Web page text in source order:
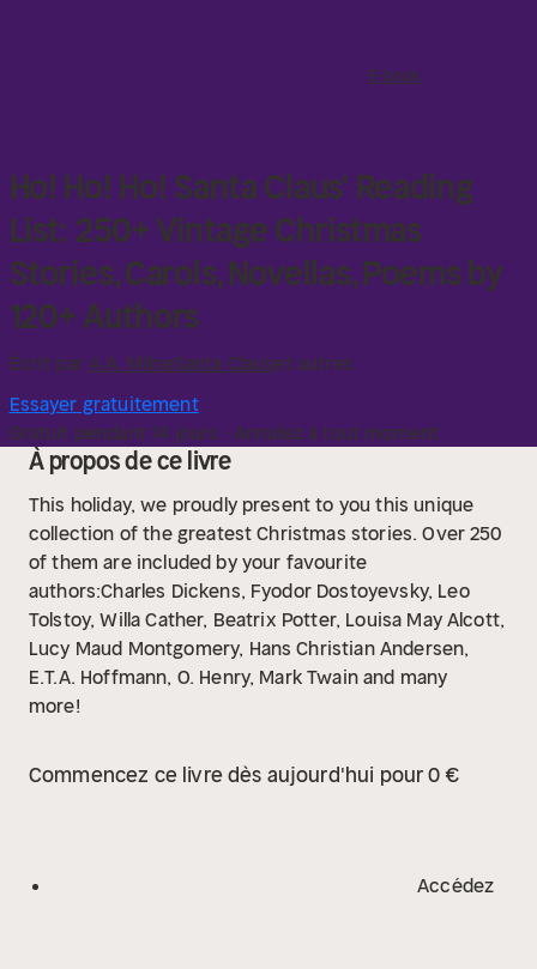
E-book
Ho! Ho! Ho! Santa Claus' Reading
List: 250+ Vintage Christmas
Stories, Carols, Novellas, Poems by
120+ Authors
Écrit parA.A. MilneSanta Clauset autres
Essayer gratuitement
Gratuit pendant 14 jours · Annulez à tout moment
À propos de ce livre
This holiday, we proudly present to you this unique
collection of the greatest Christmas stories. Over 250
of them are included by your favourite
authors:Charles Dickens, Fyodor Dostoyevsky, Leo
Tolstoy, Willa Cather, Beatrix Potter, Louisa May Alcott,
Lucy Maud Montgomery, Hans Christian Andersen,
E.T.A. Hoffmann, O. Henry, Mark Twain and many
more!
Commencez ce livre dès aujourd'hui pour 0 €
Accédez